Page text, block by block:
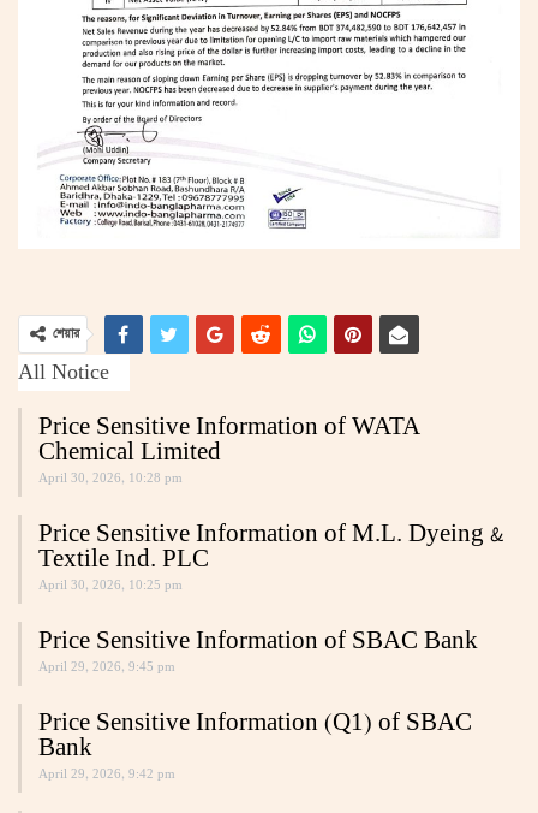
শেয়ার
All Notice
Price Sensitive Information of WATA
Chemical Limited
April 30, 2026, 10:28 pm
Price Sensitive Information of M.L. Dyeing &
Textile Ind. PLC
April 30, 2026, 10:25 pm
Price Sensitive Information of SBAC Bank
April 29, 2026, 9:45 pm
Price Sensitive Information (Q1) of SBAC
Bank
April 29, 2026, 9:42 pm